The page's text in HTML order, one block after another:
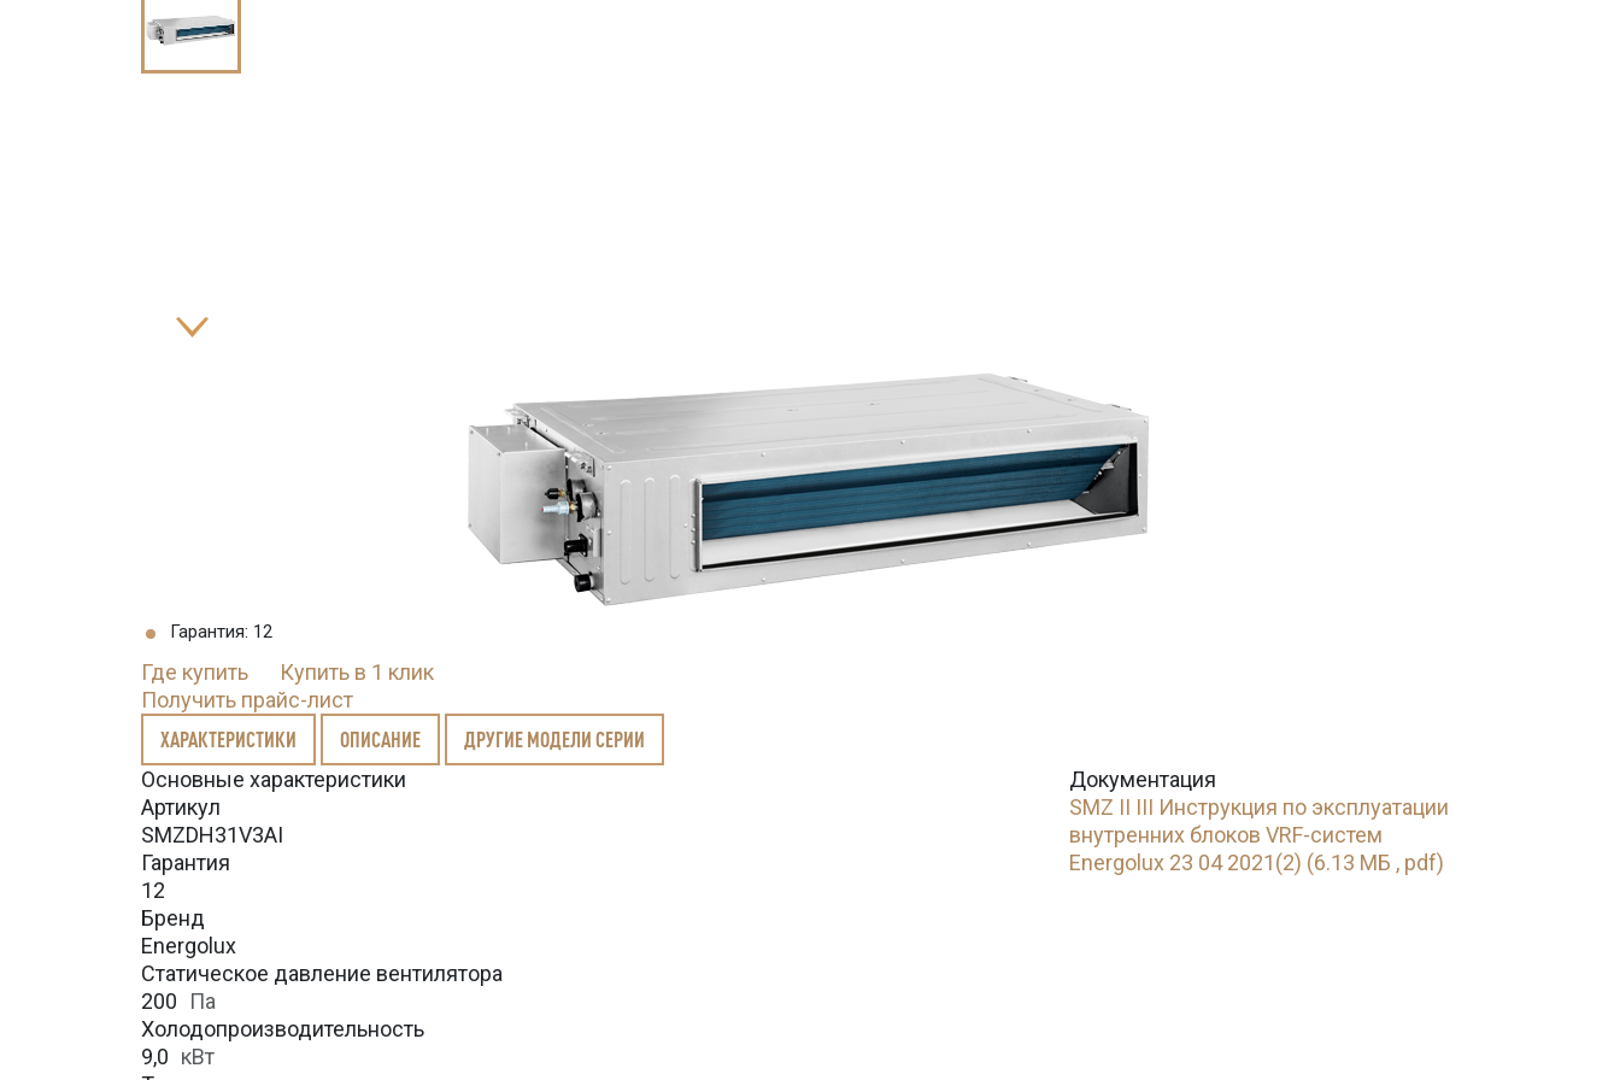
Гарантия: 12
Где купить
Купить в 1 клик
Получить прайс-лист
ХАРАКТЕРИСТИКИ ОПИСАНИЕ ДРУГИЕ МОДЕЛИ СЕРИИ
Основные характеристики
Артикул
SMZDH31V3AI
Гарантия
12
Бренд
Energolux
Статическое давление вентилятора
200
Па
Холодопроизводительность
9,0 кВт
Документация
SMZ II III Инструкция по эксплуатации
внутренних блоков VRF-систем
Energolux 23 04 2021(2) (6.13 МБ , pdf)